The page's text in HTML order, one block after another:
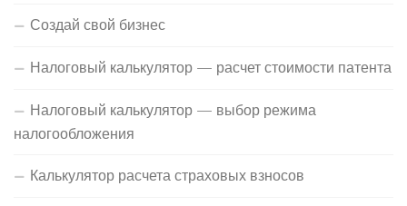
Создай свой бизнес
Налоговый калькулятор — расчет стоимости патента
Налоговый калькулятор — выбор режима
налогообложения
Калькулятор расчета страховых взносов